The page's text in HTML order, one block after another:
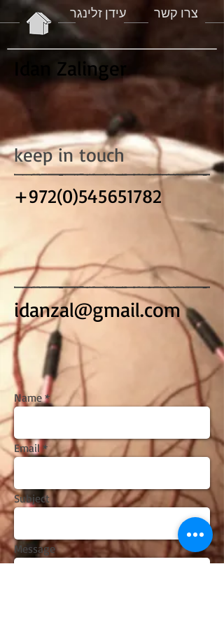
עידן זלינגר צרו קשר
Idan Zalinger
keep in touch
+972(0)545651782
idanzal@gmail.com
Name
Email
Subject
Message